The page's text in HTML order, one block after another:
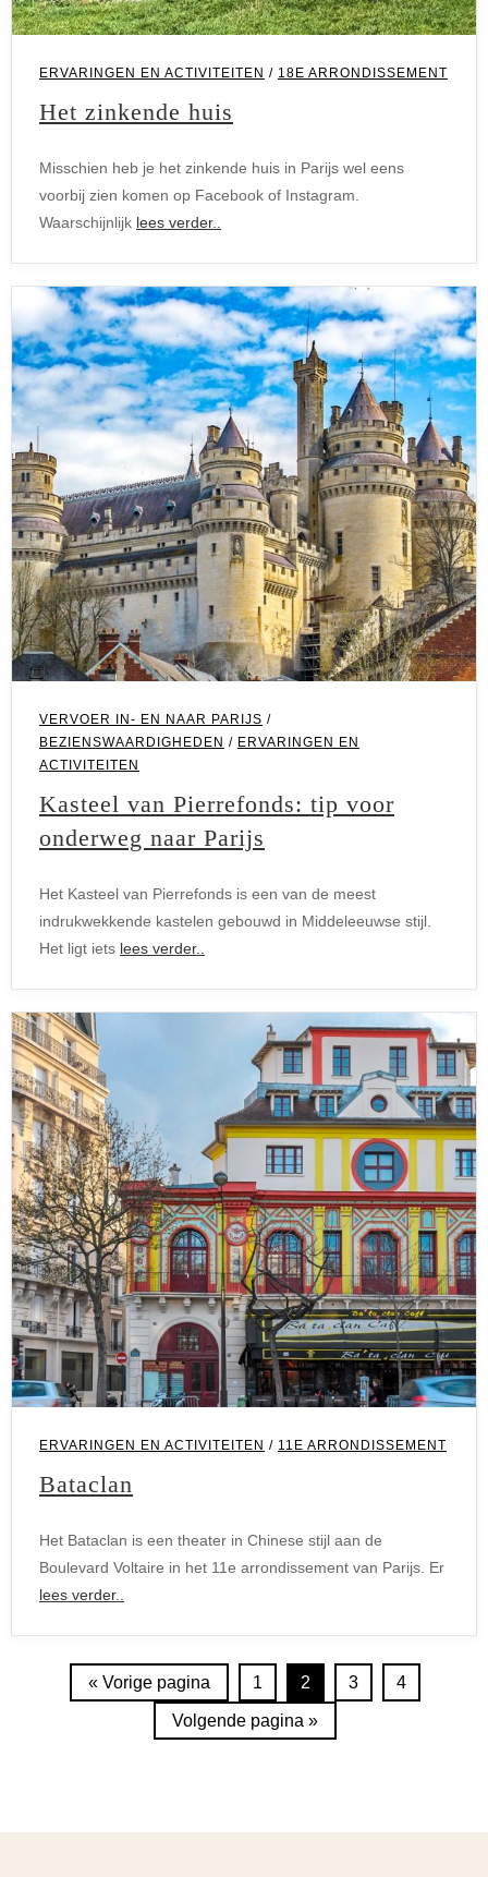
ERVARINGEN EN ACTIVITEITEN / 18E ARRONDISSEMENT
Het zinkende huis
Misschien heb je het zinkende huis in Parijs wel eens
voorbij zien komen op Facebook of Instagram.
Waarschijnlijk lees verder..
VERVOER IN- EN NAAR PARIJS /
BEZIENSWAARDIGHEDEN / ERVARINGEN EN
ACTIVITEITEN
Kasteel van Pierrefonds: tip voor
onderweg naar Parijs
Het Kasteel van Pierrefonds is een van de meest
indrukwekkende kastelen gebouwd in Middeleeuwse stijl.
Het ligt iets lees verder..
ERVARINGEN EN ACTIVITEITEN / 11E ARRONDISSEMENT
Bataclan
Het Bataclan is een theater in Chinese stijl aan de
Boulevard Voltaire in het 11e arrondissement van Parijs. Er
lees verder..
« Vorige pagina 1 2 3 4
Volgende pagina »